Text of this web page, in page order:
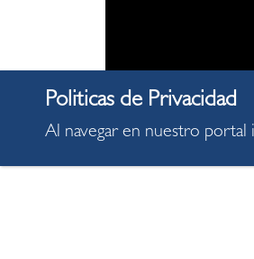
Al navegar en nuestro portal